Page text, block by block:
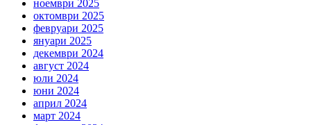
ноември 2025
октомври 2025
февруари 2025
януари 2025
декември 2024
август 2024
юли 2024
юни 2024
април 2024
март 2024